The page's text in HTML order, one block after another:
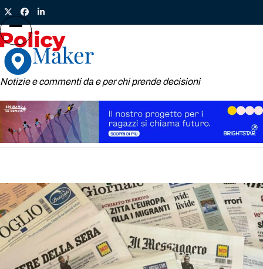
Skip
to
content
TwitterFacebook
LinkedIn
Notizie e commenti da e per chi prende decisioni
Open
mobile
menu
Close
mobile
menu